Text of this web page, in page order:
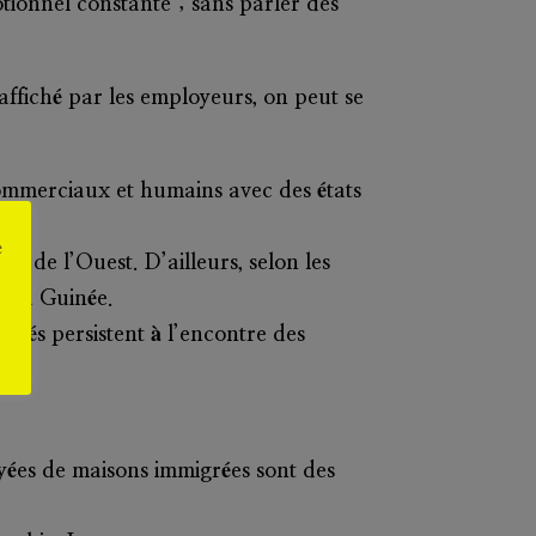
constante ; sans parler des
par les employeurs, on peut se
et humains avec des états
de l’Ouest. D’ailleurs, selon les
la Guinée.
persistent à l’encontre des
de maisons immigrées sont des